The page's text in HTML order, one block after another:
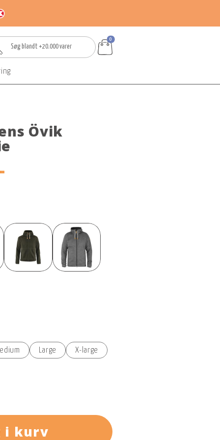
0
polyester med en strikket yderside og en
lommer, hætte og søm, hvilket øger
snoretræk, mens tovejs frontlynlåsen
Övik
Large
X-large
i kurv